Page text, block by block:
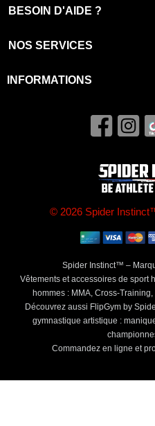
BESOIN D'AIDE ?
NOS SERVICES
INFORMATIONS
© 2026 Spider
Spider Instinct™ –
Vêtements et accessoires de sport
hommes : MMA, Cross-
Découvrez aussi FlipGym by
gymnastique artistique :
Commandez en ligne et